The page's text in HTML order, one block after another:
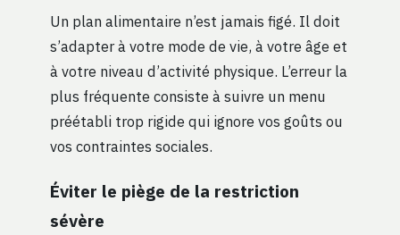
Un plan alimentaire n’est jamais figé. Il doit
s’adapter à votre mode de vie, à votre âge et
à votre niveau d’activité physique. L’erreur la
plus fréquente consiste à suivre un menu
préétabli trop rigide qui ignore vos goûts ou
vos contraintes sociales.
Éviter le piège de la restriction
sévère